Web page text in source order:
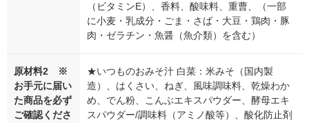
（ビタミンE）、香料、酸味料、重曹、（一部
に小麦・乳成分・ごま・さば・大豆・鶏肉・豚
肉・ゼラチン・魚醤（魚介類）を含む）
原材料2 ※
お手元に届い
た商品を必ず
ご確認くださ
★いつものおみそ汁 白菜：米みそ（国内製
造）、はくさい、ねぎ、風味調味料、乾燥わか
め、でん粉、こんぶエキスパウダー、酵母エキ
スパウダー/調味料（アミノ酸等）、酸化防止剤